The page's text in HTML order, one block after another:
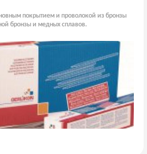
покрытием и проволокой из бронзы
бронзы и медных сплавов.